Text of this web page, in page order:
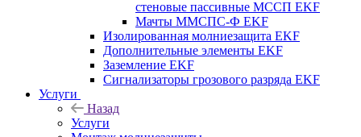
стеновые пассивные МССП EKF
Мачты ММСПС-Ф EKF
Изолированная молниезащита EKF
Дополнительные элементы EKF
Заземление EKF
Сигнализаторы грозового разряда EKF
Услуги
Назад
Услуги